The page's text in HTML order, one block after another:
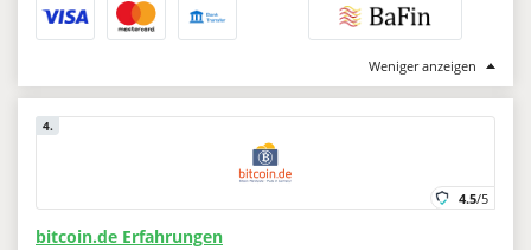
Weniger anzeigen
4.
4.5/5
bitcoin.de Erfahrungen